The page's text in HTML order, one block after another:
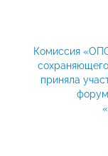
Комиссия
приняла